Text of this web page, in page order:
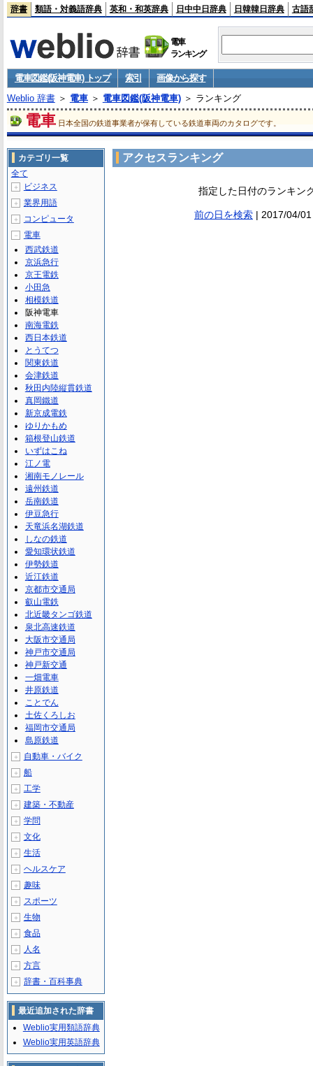
辞書 類語・対義語辞典 英和・和英辞典 日中中日辞典 日韓韓日辞典 古語
電車
ランキング
電車図鑑(阪神電車) トップ 索引
画像から探す
Weblio 辞書＞ 電車＞ 電車図鑑(阪神電車)＞ ランキング
電車 日本全国の鉄道事業者が保有している鉄道車両のカタログです。
アクセスランキング
指定した日付のランキン
前の日を検索| 2017/04/01
カテゴリ一覧
全て
＋ ビジネス
＋ 業界用語
＋ コンピュータ
－
電車
西武鉄道
京浜急行
京王電鉄
小田急
相模鉄道
阪神電車
南海電鉄
西日本鉄道
とうてつ
関東鉄道
会津鉄道
秋田内陸縦貫鉄道
真岡鐵道
新京成電鉄
ゆりかもめ
箱根登山鉄道
いずはこね
江ノ電
湘南モノレール
遠州鉄道
岳南鉄道
伊豆急行
天竜浜名湖鉄道
しなの鉄道
愛知環状鉄道
伊勢鉄道
近江鉄道
京都市交通局
叡山電鉄
北近畿タンゴ鉄道
泉北高速鉄道
大阪市交通局
神戸市交通局
神戸新交通
一畑電車
井原鉄道
ことでん
土佐くろしお
福岡市交通局
島原鉄道
＋ 自動車・バイク
＋ 船
＋ 工学
＋ 建築・不動産
＋ 学問
＋ 文化
＋ 生活
＋ ヘルスケア
＋ 趣味
＋ スポーツ
＋ 生物
＋ 食品
＋ 人名
＋ 方言
＋ 辞書・百科事典
最近追加された辞書
Weblio実用類語辞典
Weblio実用英語辞典